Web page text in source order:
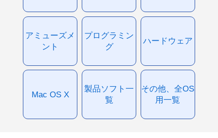
アミューズメ
ント
プログラミン
グ
ハードウェア
Mac OS X
製品ソフト一
覧
その他、全OS
用一覧